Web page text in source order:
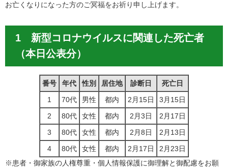
お亡くなりになった方のご冥福をお祈り申し上げます。
1 新型コロナウイルスに関連した死亡者
（本日公表分）
番号 年代 性別 居住地 診断日
死亡日
1
70代 男性 都内 2月15日
3月15日
2
80代 女性 都内 2月3日
2月17日
3
80代 女性 都内 2月8日
2月13日
4
80代 女性 都内 2月17日
2月23日
※患者・御家族の人権尊重・個人情報保護に御理解と御配慮をお願